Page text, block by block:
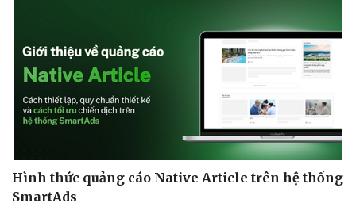
Hình thức quảng cáo Native Article trên hệ thống
SmartAds